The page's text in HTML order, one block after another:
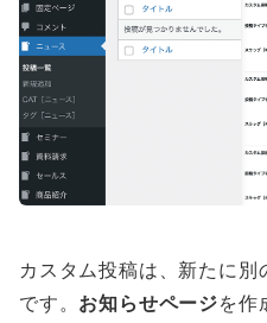
カスタム投稿は、新たに
です。 お知らせページを作